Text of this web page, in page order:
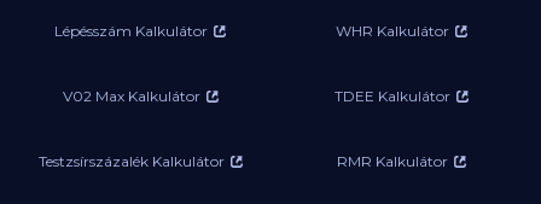
Lépésszám Kalkulátor WHR Kalkulátor
V02 Max Kalkulátor TDEE Kalkulátor
Testzsírszázalék Kalkulátor RMR Kalkulátor